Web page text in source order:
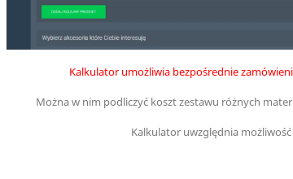
Kalkulator umożliwia bezpośrednie
Można w nim podliczyć koszt zestawu różnych
Kalkulator uwzględnia